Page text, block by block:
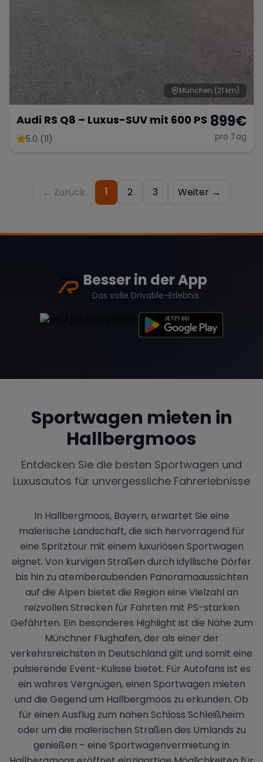
München (21 km)
Audi RS Q8 – Luxus-SUV mit 600 PS
5.0 (11)
899€
pro Tag
← Zurück 1 2 3 Weiter →
Besser in der App
Das volle Drivable-Erlebnis
Sportwagen mieten in
Hallbergmoos
Entdecken Sie die besten Sportwagen und
Luxusautos für unvergessliche Fahrerlebnisse
In Hallbergmoos, Bayern, erwartet Sie eine
malerische Landschaft, die sich hervorragend für
eine Spritztour mit einem luxuriösen Sportwagen
eignet. Von kurvigen Straßen durch idyllische Dörfer
bis hin zu atemberaubenden Panoramaaussichten
auf die Alpen bietet die Region eine Vielzahl an
reizvollen Strecken für Fahrten mit PS-starken
Gefährten. Ein besonderes Highlight ist die Nähe zum
Münchner Flughafen, der als einer der
verkehrsreichsten in Deutschland gilt und somit eine
pulsierende Event-Kulisse bietet. Für Autofans ist es
ein wahres Vergnügen, einen Sportwagen mieten
und die Gegend um Hallbergmoos zu erkunden. Ob
für einen Ausflug zum nahen Schloss Schleißheim
oder um die malerischen Straßen des Umlands zu
genießen – eine Sportwagenvermietung in